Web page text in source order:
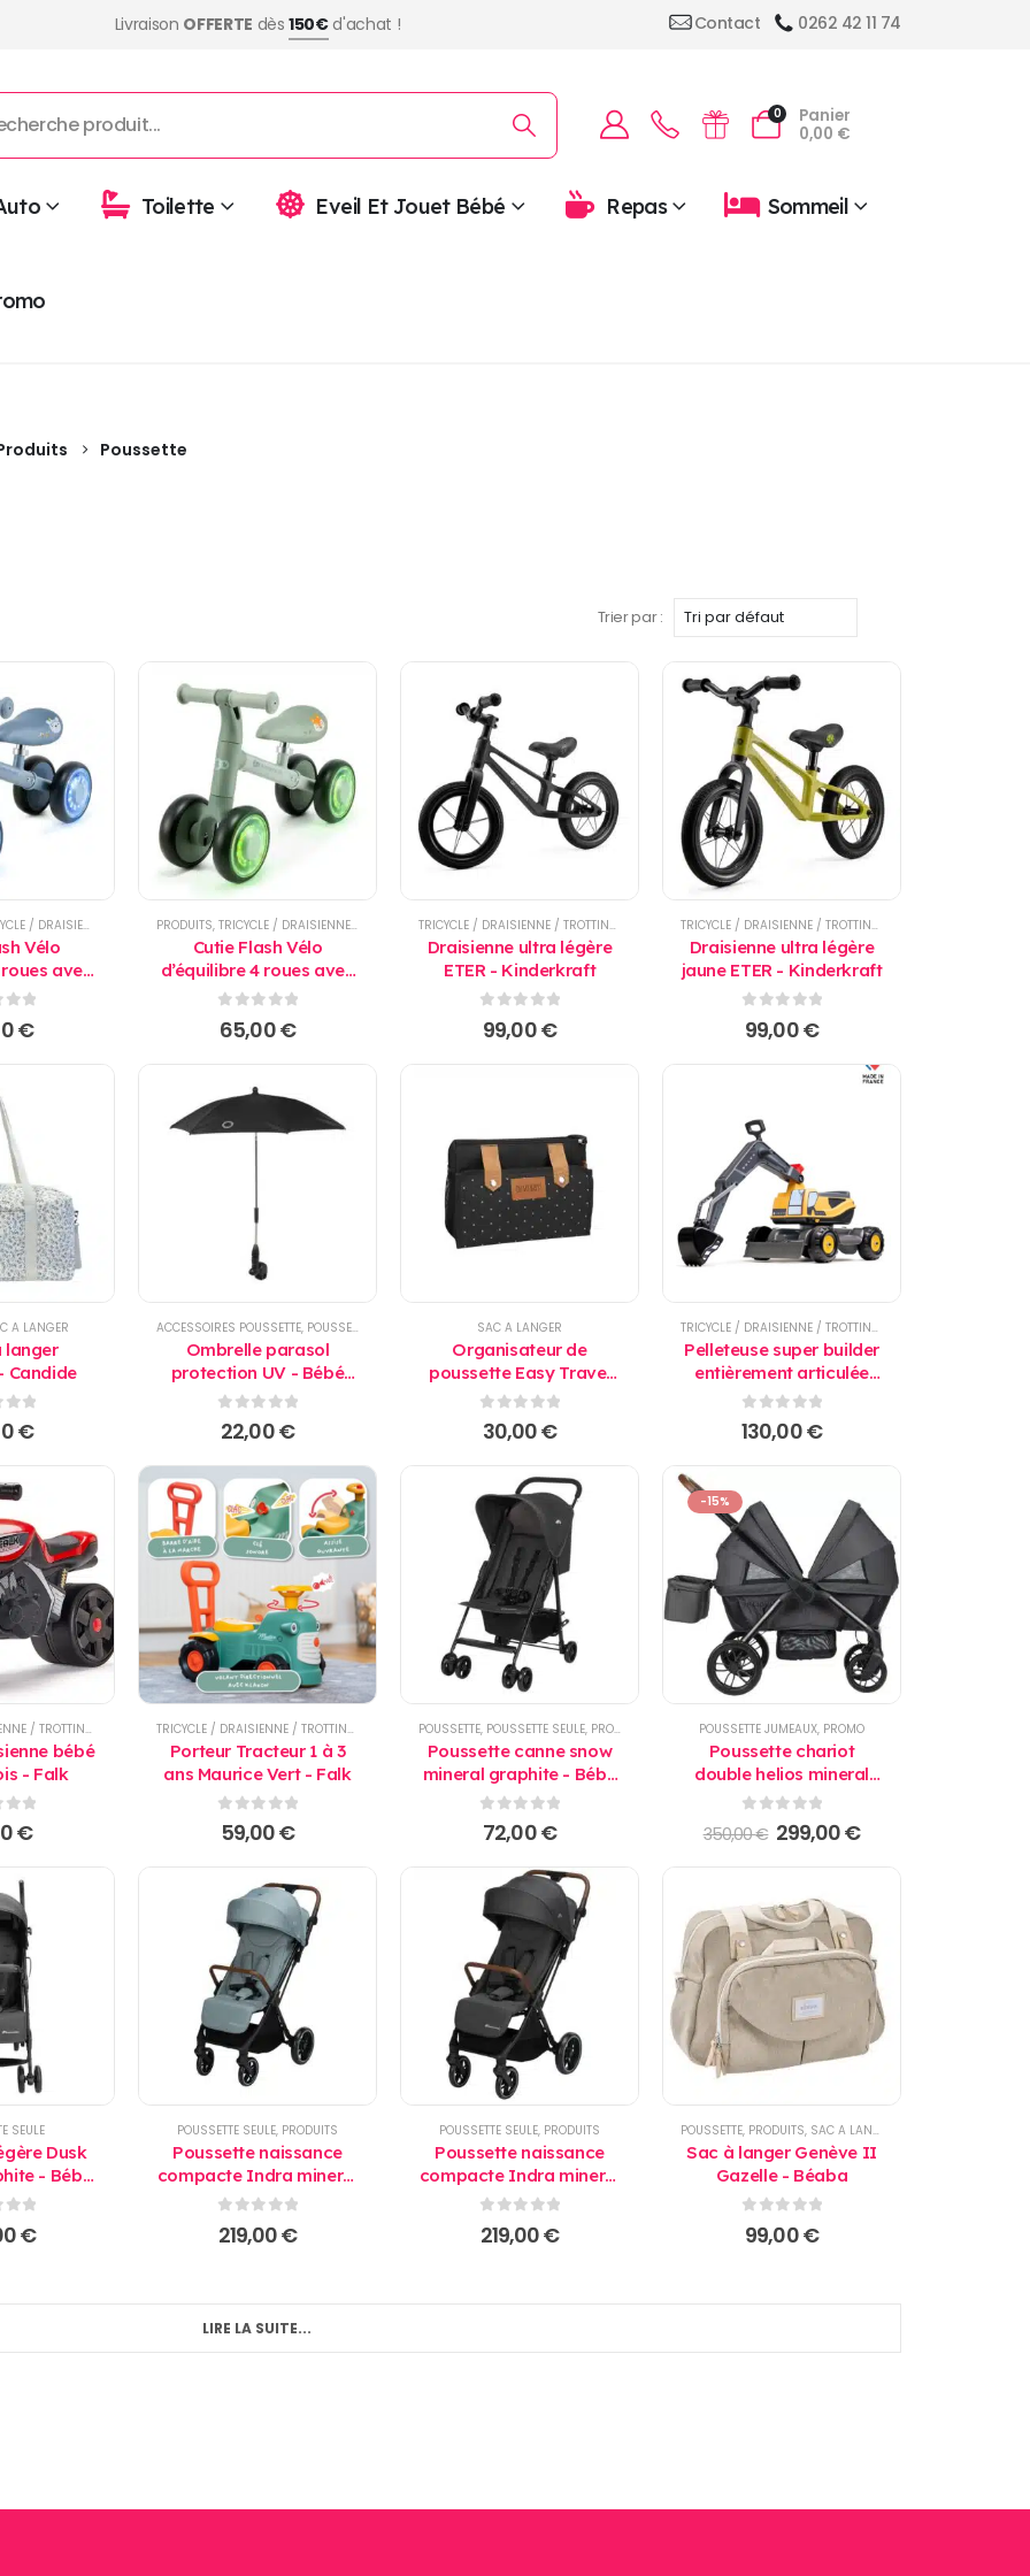
Livraison OFFERTE dès150€d'achat ! Contact 0262 42 11 74
0
Panier
0,00 €
Toilette Eveil Et Jouet Bébé Repas Sommeil
Poussette
Trier par :
/ DRAISIENNE / TROTTINETTE
Vélo
avec
12 mois -
€
PRODUITS, TRICYCLE / DRAISIENNE / TROTTINETTE
Cutie Flash Vélo
d’équilibre 4 roues avec
LED Vert – dès 12 mois -
Kinderkraft
0sur 5
65,00€
TRICYCLE / DRAISIENNE / TROTTINETTE
Draisienne ultra légère
ETER - Kinderkraft
0sur 5
99,00€
TRICYCLE / DRAISIENNE / TROTTINETTE
Draisienne ultra légère
jaune ETER - Kinderkraft
0sur 5
99,00€
A LANGER
langer
Candide
€
ACCESSOIRES POUSSETTE, POUSSETTE
Ombrelle parasol
protection UV - Bébé
Confort
0sur 5
22,00€
SAC A LANGER
Organisateur de
poussette Easy Travel
Noir - Badabulle
0sur 5
30,00€
TRICYCLE / DRAISIENNE / TROTTINETTE
Pelleteuse super builder
entièrement articulée
Volvo - Falk
0sur 5
130,00€
TRICYCLE / DRAISIENNE / TROTTINETTE
bébé
- Falk
€
TRICYCLE / DRAISIENNE / TROTTINETTE
Porteur Tracteur 1 à 3
ans Maurice Vert - Falk
0sur 5
59,00€
POUSSETTE, POUSSETTE SEULE, PRODUITS
Poussette canne snow
mineral graphite - Bébé
Confort
0sur 5
72,00€
-15%
POUSSETTE JUMEAUX, PROMO
Poussette chariot
double helios mineral
graphite - Bébé Confort
sur 5
350,00€ Le
initial
était :
350,00 €.
299,00€Le
actuel
299,00 €.
SEULE
Dusk
- Bébé
€
POUSSETTE SEULE, PRODUITS
Poussette naissance
compacte Indra mineral
blue - Bébé Confort
0sur 5
219,00€
POUSSETTE SEULE, PRODUITS
Poussette naissance
compacte Indra mineral
graphite - Bébé Confort
0sur 5
219,00€
POUSSETTE, PRODUITS, SAC A LANGER
Sac à langer Genève II
Gazelle - Béaba
0sur 5
99,00€
LIRE LA SUITE...